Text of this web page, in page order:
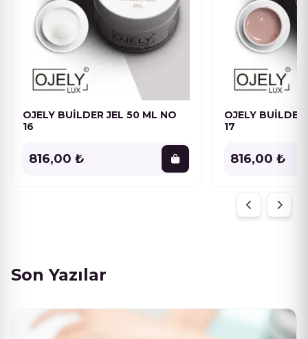
OJELY BUİLDER JEL 50 ML NO
16
816,00 ₺
OJELY
17
816,00 ₺
Son Yazılar